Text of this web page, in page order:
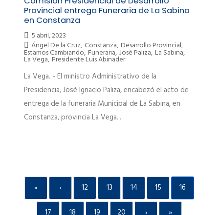
Provincial entrega Funeraria de La Sabina
en Constanza
5 abril, 2023
Ángel De la Cruz, Constanza, Desarrollo Provincial,
Estamos Cambiando, Funeraria, José Paliza, La Sabina,
La Vega, Presidente Luis Abinader
La Vega. - El ministro Administrativo de la
Presidencia, José Ignacio Paliza, encabezó el acto de
entrega de la funeraria Municipal de La Sabina, en
Constanza, provincia La Vega...
« ‹ 12 13 14 15 16
17 18 19 20 › »